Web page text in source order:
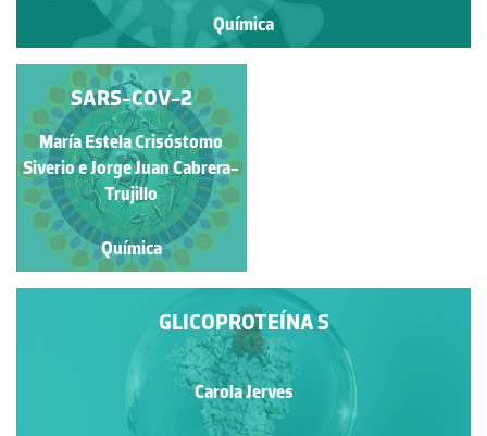
Química
ESTRUTURA
TRIDIMENSIONAL DA
GLICOPROTEÍNA S DO
VÍRUS SARS-COV-2
LIGADA À ENZIMA
HACE2
Pedro Alexandrino
Fernandes
Química
SARS-COV-2
María Estela Crisóstomo
Siverio e Jorge Juan Cabrera-
Trujillo
Química
GLICOPROTEÍNA S
Carola Jerves